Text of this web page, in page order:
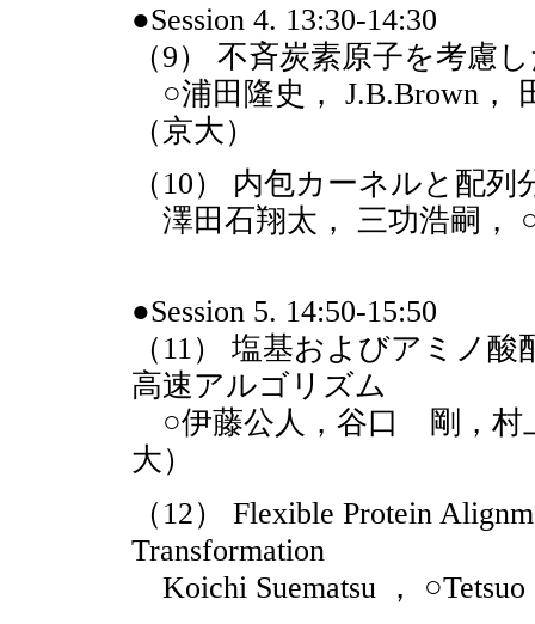
●Session 4. 13:30-14:30
（9） 不斉炭素原子を考慮
○浦田隆史， J.B.Brown，
（京大）
（10） 内包カーネルと配
澤田石翔太， 三功浩嗣，
●Session 5. 14:50-15:50
（11） 塩基およびアミノ
高速アルゴリズム
○伊藤公人，谷口 剛，村
大）
（12） Flexible Protein
Transformation
Koichi Suematsu ，